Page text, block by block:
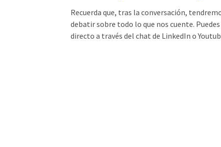
Recuerda que, tras la conversación,
debatir sobre todo lo que nos cuente.
directo a través del chat de LinkedIn o